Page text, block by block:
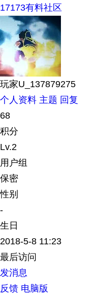
17173有料社区
玩家U_137879275
个人资料 主题 回复
68
积分
Lv.2
用户组
保密
性别
-
生日
2018-5-8 11:23
最后访问
发消息
反馈 电脑版